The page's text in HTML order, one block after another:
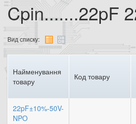
Cpin.......22pF
Вид списку:
Найменування
товару
Код товару
22pF±10%-50V-
NPO